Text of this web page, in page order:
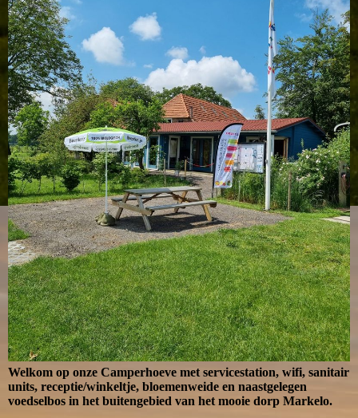
Welkom op onze Camperhoeve met servicestation, wifi, sanitair
units, receptie/winkeltje, bloemenweide en naastgelegen
voedselbos in het buitengebied van het mooie dorp Markelo.